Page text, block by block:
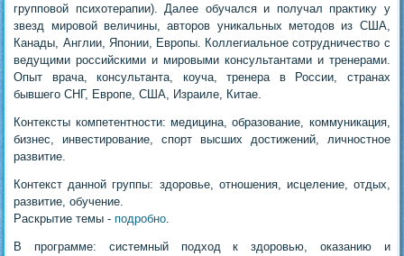
групповой психотерапии). Далее обучался и получал практику у
звезд мировой величины, авторов уникальных методов из США,
Канады, Англии, Японии, Европы. Коллегиальное сотрудничество с
ведущими российскими и мировыми консультантами и тренерами.
Опыт врача, консультанта, коуча, тренера в России, странах
бывшего СНГ, Европе, США, Израиле, Китае.
Контексты компетентности: медицина, образование, коммуникация,
бизнес, инвестирование, спорт высших достижений, личностное
развитие.
Контекст данной группы: здоровье, отношения, исцеление, отдых,
развитие, обучение.
Раскрытие темы - подробно.
В программе: системный подход к здоровью, оказанию и